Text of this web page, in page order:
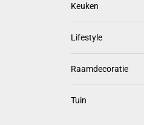
Keuken
Lifestyle
Raamdecoratie
Tuin